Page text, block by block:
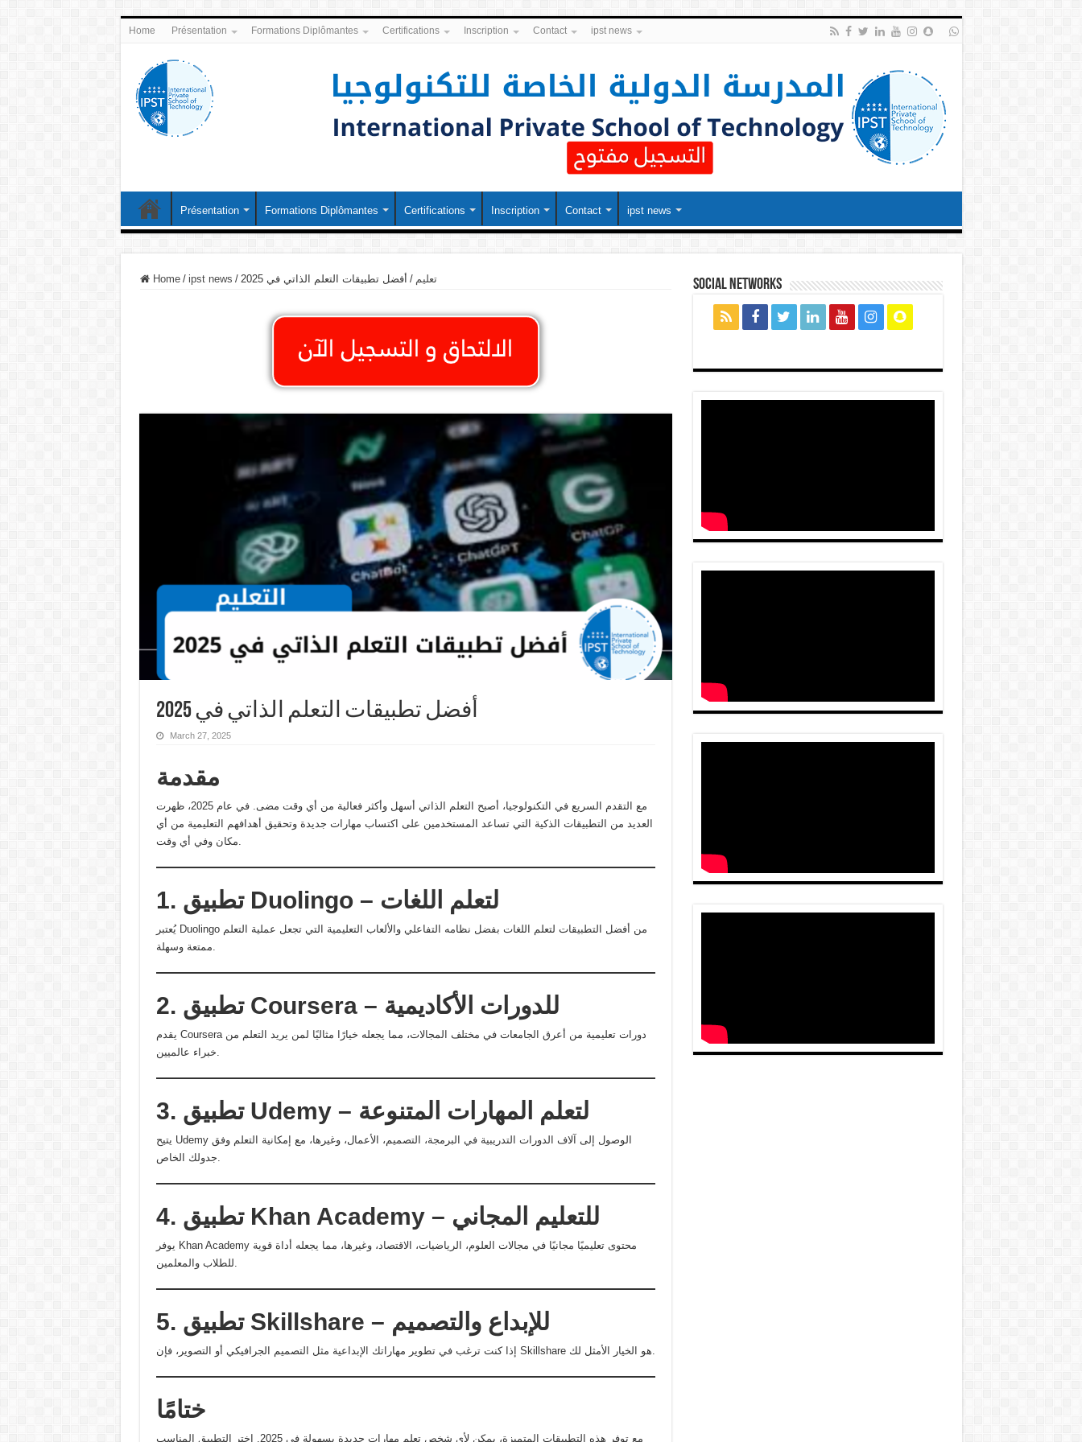
Home Présentation Formations Diplômantes Certifications Inscription Contact ipst news
Présentation Formations Diplômantes Certifications Inscription Contact ipst news
Home / ipst news / تعليم / أفضل تطبيقات التعلم الذاتي في 2025
أفضل تطبيقات التعلم الذاتي في 2025
March 27, 2025
مقدمة
مع التقدم السريع في التكنولوجيا، أصبح التعلم الذاتي أسهل وأكثر فعالية من أي وقت مضى. في عام 2025، ظهرت
العديد من التطبيقات الذكية التي تساعد المستخدمين على اكتساب مهارات جديدة وتحقيق أهدافهم التعليمية من أي
مكان وفي أي وقت.
1. تطبيق Duolingo – لتعلم اللغات
يُعتبر Duolingo من أفضل التطبيقات لتعلم اللغات بفضل نظامه التفاعلي والألعاب التعليمية التي تجعل عملية التعلم
ممتعة وسهلة.
2. تطبيق Coursera – للدورات الأكاديمية
يقدم Coursera دورات تعليمية من أعرق الجامعات في مختلف المجالات، مما يجعله خيارًا مثاليًا لمن يريد التعلم من
خبراء عالميين.
3. تطبيق Udemy – لتعلم المهارات المتنوعة
يتيح Udemy الوصول إلى آلاف الدورات التدريبية في البرمجة، التصميم، الأعمال، وغيرها، مع إمكانية التعلم وفق
جدولك الخاص.
4. تطبيق Khan Academy – للتعليم المجاني
يوفر Khan Academy محتوى تعليميًا مجانيًا في مجالات العلوم، الرياضيات، الاقتصاد، وغيرها، مما يجعله أداة قوية
للطلاب والمعلمين.
5. تطبيق Skillshare – للإبداع والتصميم
إذا كنت ترغب في تطوير مهاراتك الإبداعية مثل التصميم الجرافيكي أو التصوير، فإن Skillshare هو الخيار الأمثل لك.
ختامًا
مع توفر هذه التطبيقات المتميزة، يمكن لأي شخص تعلم مهارات جديدة بسهولة في 2025. اختر التطبيق المناسب
social networks